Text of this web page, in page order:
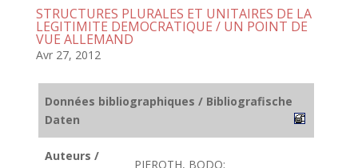
STRUCTURES PLURALES ET UNITAIRES DE LA
LEGITIMITE DEMOCRATIQUE / UN POINT DE
VUE ALLEMAND
Avr 27, 2012
Données bibliographiques / Bibliografische
Daten
Auteurs /
PIEROTH, BODO;